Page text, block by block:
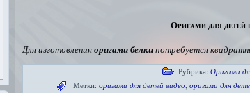
Оригами для детей
Для изготовленияоригами белкипотребуется
Рубрика: Оригами
Метки: оригами для детей видео, оригами для